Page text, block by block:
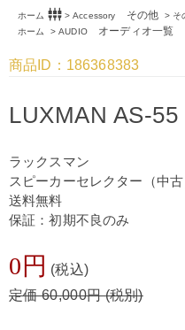
ホーム >
settings_input_component Accessory その他 > そ
ホーム
>AUDIOオーディオ一覧
商品ID：186368383
LUXMAN AS-55
ラックスマン
スピーカーセレクター（中古
送料無料
保証：初期不良のみ
0円 (税込)
定価 60,000円 (税別)